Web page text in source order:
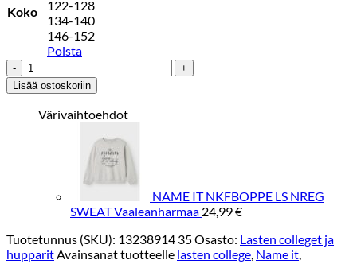
Koko
122-128
134-140
146-152
Poista
NAME
IT
NKFBOPPE
Lisää ostoskoriin
Värivaihtoehdot
NAME IT NKFBOPPE LS NREG
SWEAT Vaaleanharmaa 24,99€
Tuotetunnus (SKU): 13238914 35Osasto: Lasten colleget ja
hupparitAvainsanat tuotteelle lasten college, Name it,